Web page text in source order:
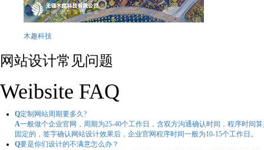
木趣科技
网站设计常见问题
Weibsite FAQ
Q定制网站周期要多久?
A一般做个企业官网，周期为25-40个工作日，含双方沟通确认时间，程序时间
固定的，签字确认网站设计效果后，企业官网程序时间一般为10-15个工作日。
Q要是你们设计的不满意怎么办？